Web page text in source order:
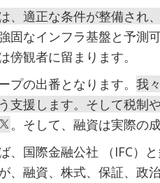
、適正な条件が整備され
固なインフラ基盤と予測
傍観者に留まります。
プの出番となります。 我
支援します。そして税制
。そして、融資は実際の
、国際金融公社 （IFC）
、融資、株式、保証、政